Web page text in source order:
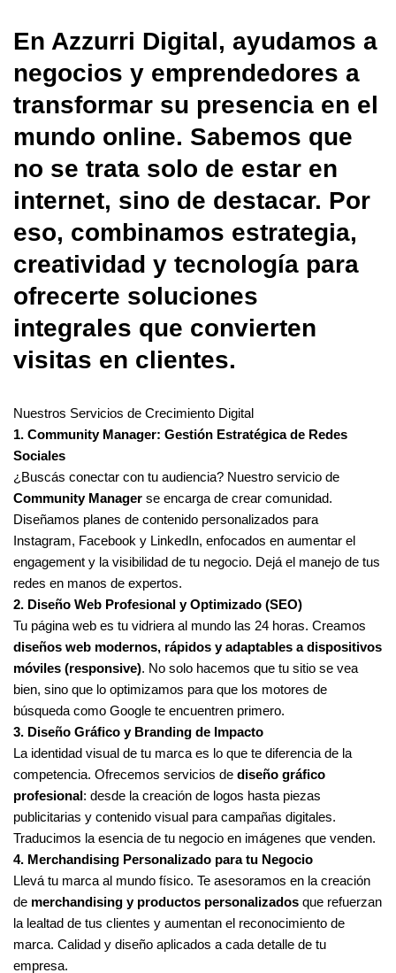
En Azzurri Digital, ayudamos a
negocios y emprendedores a
transformar su presencia en el
mundo online. Sabemos que
no se trata solo de estar en
internet, sino de destacar. Por
eso, combinamos estrategia,
creatividad y tecnología para
ofrecerte soluciones
integrales que convierten
visitas en clientes.
Nuestros Servicios de Crecimiento Digital
1. Community Manager: Gestión Estratégica de Redes
Sociales
¿Buscás conectar con tu audiencia? Nuestro servicio de
Community Manager se encarga de crear comunidad.
Diseñamos planes de contenido personalizados para
Instagram, Facebook y LinkedIn, enfocados en aumentar el
engagement y la visibilidad de tu negocio. Dejá el manejo de tus
redes en manos de expertos.
2. Diseño Web Profesional y Optimizado (SEO)
Tu página web es tu vidriera al mundo las 24 horas. Creamos
diseños web modernos, rápidos y adaptables a dispositivos
móviles (responsive). No solo hacemos que tu sitio se vea
bien, sino que lo optimizamos para que los motores de
búsqueda como Google te encuentren primero.
3. Diseño Gráfico y Branding de Impacto
La identidad visual de tu marca es lo que te diferencia de la
competencia. Ofrecemos servicios de diseño gráfico
profesional: desde la creación de logos hasta piezas
publicitarias y contenido visual para campañas digitales.
Traducimos la esencia de tu negocio en imágenes que venden.
4. Merchandising Personalizado para tu Negocio
Llevá tu marca al mundo físico. Te asesoramos en la creación
de merchandising y productos personalizados que refuerzan
la lealtad de tus clientes y aumentan el reconocimiento de
marca. Calidad y diseño aplicados a cada detalle de tu
empresa.